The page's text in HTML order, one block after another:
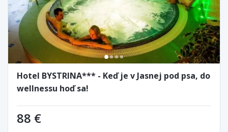
Hotel BYSTRINA*** - Keď je v Jasnej pod psa, do
wellnessu hoď sa!
88 €